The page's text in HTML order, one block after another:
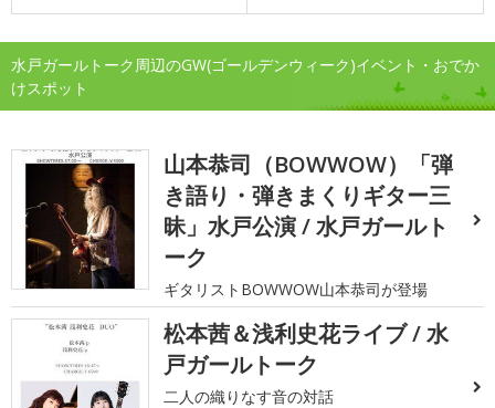
水戸ガールトーク周辺のGW(ゴールデンウィーク)イベント・おでか
けスポット
山本恭司（BOWWOW）「弾
き語り・弾きまくりギター三
昧」水戸公演 / 水戸ガールト
ーク
ギタリストBOWWOW山本恭司が登場
松本茜＆浅利史花ライブ / 水
戸ガールトーク
二人の織りなす音の対話